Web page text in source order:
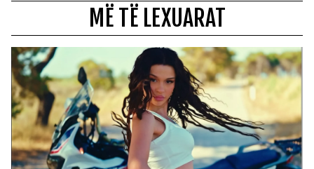
MË TË LEXUARAT